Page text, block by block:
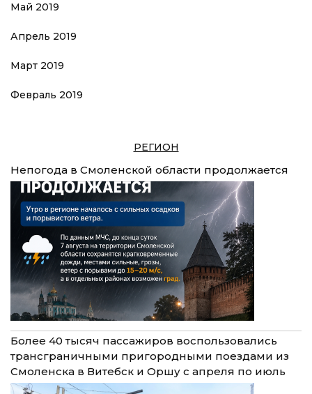
Май 2019
Апрель 2019
Март 2019
Февраль 2019
РЕГИОН
Непогода в Смоленской области продолжается
Более 40 тысяч пассажиров воспользовались
трансграничными пригородными поездами из
Смоленска в Витебск и Оршу с апреля по июль